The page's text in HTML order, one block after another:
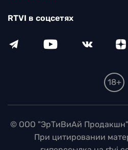
RTVI в соцсетях
18+
© ООО "ЭрТиВиАй
При цитировании